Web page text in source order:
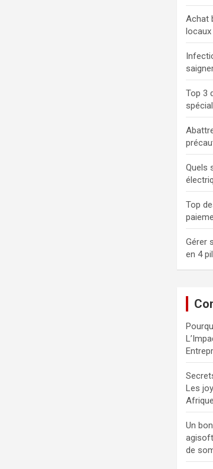
Achat
locaux
Top 3
Quels
Top
Gérer
en 4
Les
Afrique
Un
de